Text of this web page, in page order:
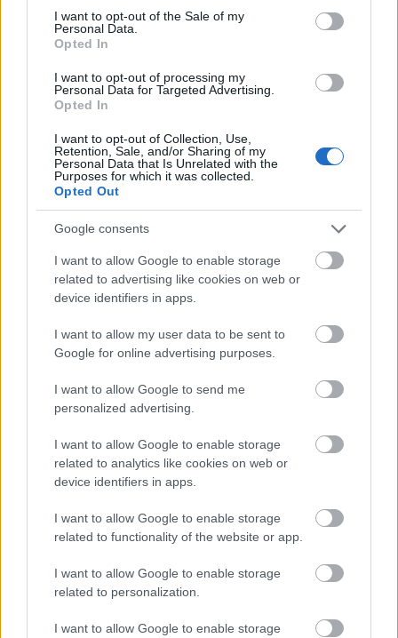
consent section.
I want to opt-out of the Sale of my
Personal Data.
Opted In
I want to opt-out of processing my
Personal Data for Targeted Advertising.
Opted In
I want to opt-out of Collection, Use,
Retention, Sale, and/or Sharing of my
Personal Data that Is Unrelated with the
Purposes for which it was collected.
Opted Out
Google consents
I want to allow Google to enable storage
related to advertising like cookies on web or
device identifiers in apps.
I want to allow my user data to be sent to
Google for online advertising purposes.
I want to allow Google to send me
personalized advertising.
I want to allow Google to enable storage
related to analytics like cookies on web or
device identifiers in apps.
I want to allow Google to enable storage
related to functionality of the website or app.
I want to allow Google to enable storage
related to personalization.
I want to allow Google to enable storage
Értse meg, hogy a nemet mondás elengedhetetlen az
öngondoskodáshoz, valamint a munka és a
fenntartásához. Gyakorolja az önegyüttérzést, és
emlékeztesse magát arra, hogy rendben van, ha
bizonyos kéréseket visszautasít, ha ez áll
összhangban a saját jóllétével.
5. Használja bölcsen a technológiát!
A technológia okos felhasználása elengedhetetlen az
egészséges élet egyensúlyának fenntartásához:
megkönnyítheti a munkáját, de el is moshatja a
határokat. Ne feledje, a technológia csak egy eszköz!
Korlátozza a képernyő előtt töltött időt
A túl sok képernyőidő, különösen lefekvés előtt,
megzavarhatja az alvási szokásokat. Használjon
olyan funkciókat, amelyek nyomon követik, és
kezelik a képernyőidőt.
Használjon relaxációs és meditációs
alkalmazásokat
gyakorlatokat és nyugtató zenét kínálnak, amelyek
segíthetnek a stressz csökkentésében és a mentális
Használjon produktivitást növelő